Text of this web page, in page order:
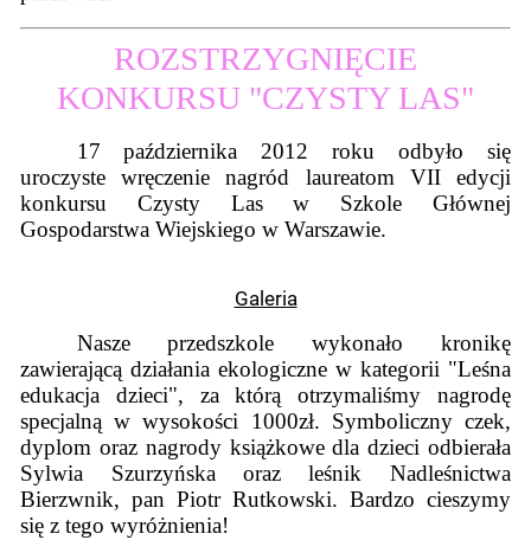
ROZSTRZYGNIĘCIE
KONKURSU "CZYSTY LAS"
17 października 2012 roku odbyło się
uroczyste wręczenie nagród laureatom VII edycji
konkursu Czysty Las w Szkole Głównej
Gospodarstwa Wiejskiego w Warszawie.
Galeria
Nasze przedszkole wykonało kronikę
zawierającą działania ekologiczne w kategorii "Leśna
edukacja dzieci", za którą otrzymaliśmy nagrodę
specjalną w wysokości 1000zł. Symboliczny czek,
dyplom oraz nagrody książkowe dla dzieci odbierała
Sylwia Szurzyńska oraz leśnik Nadleśnictwa
Bierzwnik, pan Piotr Rutkowski. Bardzo cieszymy
się z tego wyróżnienia!